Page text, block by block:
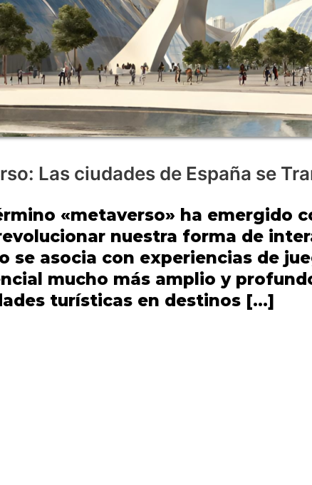
Las ciudades de España se
«metaverso» ha emergido
nuestra forma de
se asocia con experiencias de
mucho más amplio y
turísticas en destinos […]